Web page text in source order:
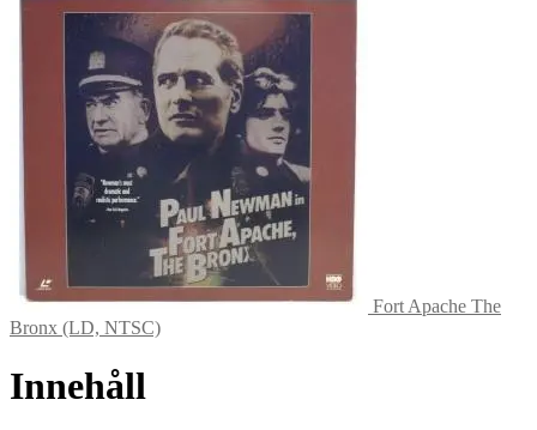
Fort Apache The
Bronx (LD, NTSC)
Innehåll